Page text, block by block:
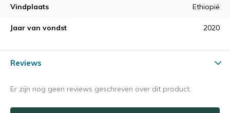
Vindplaats Ethiopië
Jaar van vondst 2020
Reviews
Er zijn nog geen reviews geschreven over dit product.